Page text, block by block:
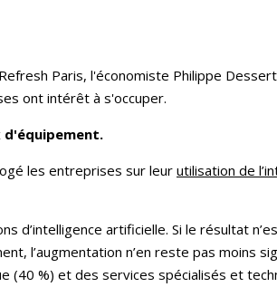
Paris, l'économiste Philippe
ont intérêt à s'occuper.
d'équipement.
les entreprises sur leur utilisation de
d’intelligence artificielle. Si le résultat
l’augmentation n’en reste pas moins
%) et des services spécialisés et